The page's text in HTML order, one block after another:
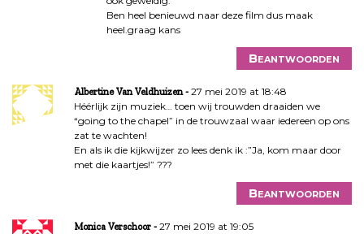
Ben heel benieuwd naar deze film dus maak
heel.graag kans
Beantwoorden
Albertine Van Veldhuizen
27 mei 2019 at 18:48
Héérlijk zijn muziek… toen wij trouwden draaiden we
“going to the chapel” in de trouwzaal waar iedereen op ons
zat te wachten!
En als ik die kijkwijzer zo lees denk ik :”Ja, kom maar door
met die kaartjes!” ???
Beantwoorden
Monica Verschoor
27 mei 2019 at 19:05